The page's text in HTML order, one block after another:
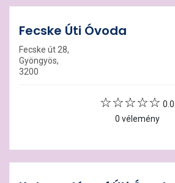
Fecske Úti Óvoda
Fecske út 28,
Gyöngyös,
3200
0.0
0 vélemény